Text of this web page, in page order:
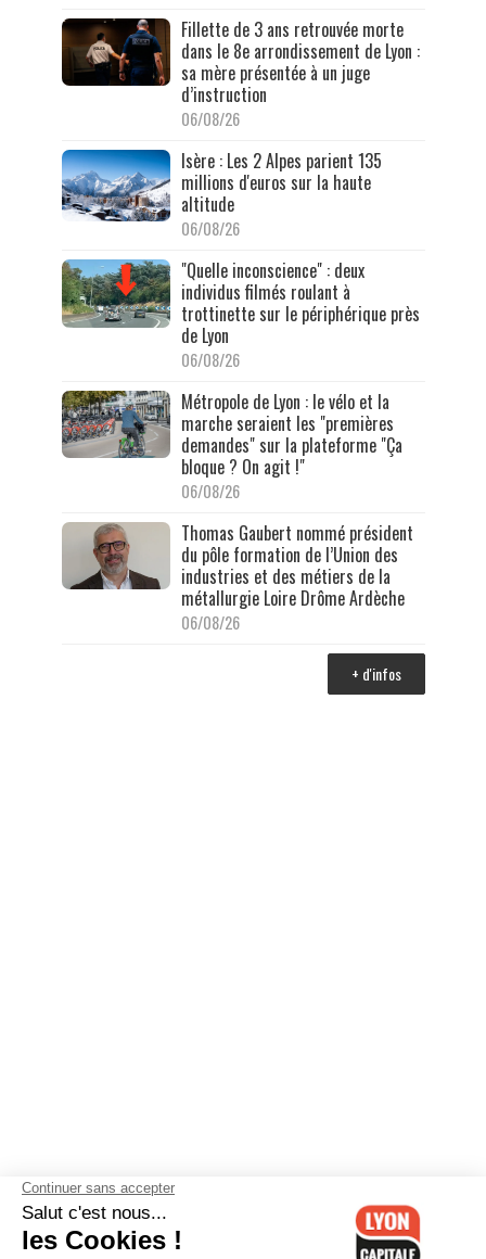
Fillette de 3 ans retrouvée morte
dans le 8e arrondissement de Lyon :
sa mère présentée à un juge
d’instruction
06/08/26
Isère : Les 2 Alpes parient 135
millions d'euros sur la haute
altitude
06/08/26
"Quelle inconscience" : deux
individus filmés roulant à
trottinette sur le périphérique près
de Lyon
06/08/26
Métropole de Lyon : le vélo et la
marche seraient les "premières
demandes" sur la plateforme "Ça
bloque ? On agit !"
06/08/26
Thomas Gaubert nommé président
du pôle formation de l’Union des
industries et des métiers de la
métallurgie Loire Drôme Ardèche
06/08/26
+ d'infos